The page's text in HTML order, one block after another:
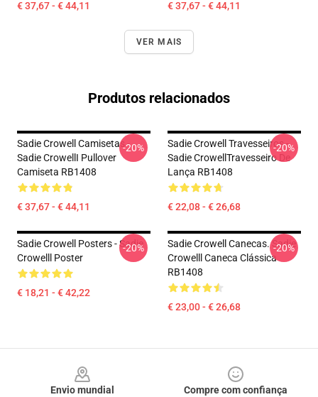
€ 37,67 - € 44,11 € 37,67 - € 44,11
VER MAIS
Produtos relacionados
Sadie Crowell Camisetas -
Sadie CrowellI Pullover
Camiseta RB1408
€ 37,67 - € 44,11
-20%
Sadie Crowell Travesseiros -
Sadie CrowellTravesseiro De
Lança RB1408
€ 22,08 - € 26,68
-20%
Sadie Crowell Posters - Sadie
Crowelll Poster
€ 18,21 - € 42,22
-20%
Sadie Crowell Canecas. Sadie
Crowelll Caneca Clássica
RB1408
€ 23,00 - € 26,68
-20%
Envio mundial
Compre com confiança